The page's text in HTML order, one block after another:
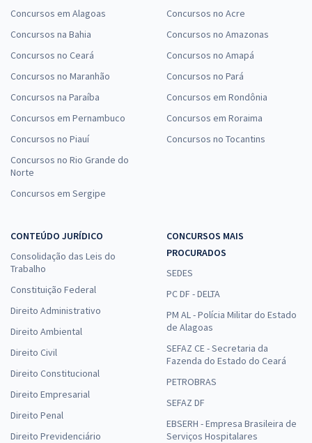
Concursos em Alagoas
Concursos na Bahia
Concursos no Ceará
Concursos no Maranhão
Concursos na Paraíba
Concursos em Pernambuco
Concursos no Piauí
Concursos no Rio Grande do
Norte
Concursos em Sergipe
Concursos no Acre
Concursos no Amazonas
Concursos no Amapá
Concursos no Pará
Concursos em Rondônia
Concursos em Roraima
Concursos no Tocantins
CONTEÚDO JURÍDICO
Consolidação das Leis do
Trabalho
Constituição Federal
Direito Administrativo
Direito Ambiental
Direito Civil
Direito Constitucional
Direito Empresarial
Direito Penal
Direito Previdenciário
CONCURSOS MAIS
PROCURADOS
SEDES
PC DF - DELTA
PM AL - Polícia Militar do Estado
de Alagoas
SEFAZ CE - Secretaria da
Fazenda do Estado do Ceará
PETROBRAS
SEFAZ DF
EBSERH - Empresa Brasileira de
Serviços Hospitalares